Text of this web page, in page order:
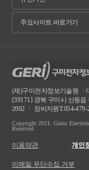
(재)구미전자정보기술원 ㅣ
[39171] 경북 구미시 산동
2002
장비지원T.054-479-
Copyright 2021. Gumi
Reserved.
이용약관 개인
이메일 무단수집 거부